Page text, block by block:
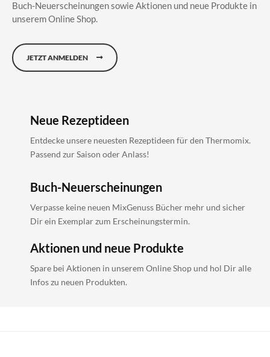
Buch-Neuerscheinungen sowie Aktionen und neue Produkte in
unserem Online Shop.
JETZT ANMELDEN
Neue Rezeptideen
Entdecke unsere neuesten Rezeptideen für den Thermomix.
Passend zur Saison oder Anlass!
Buch-Neuerscheinungen
Verpasse keine neuen MixGenuss Bücher mehr und sicher
Dir ein Exemplar zum Erscheinungstermin.
Aktionen und neue Produkte
Spare bei Aktionen in unserem Online Shop und hol Dir alle
Infos zu neuen Produkten.